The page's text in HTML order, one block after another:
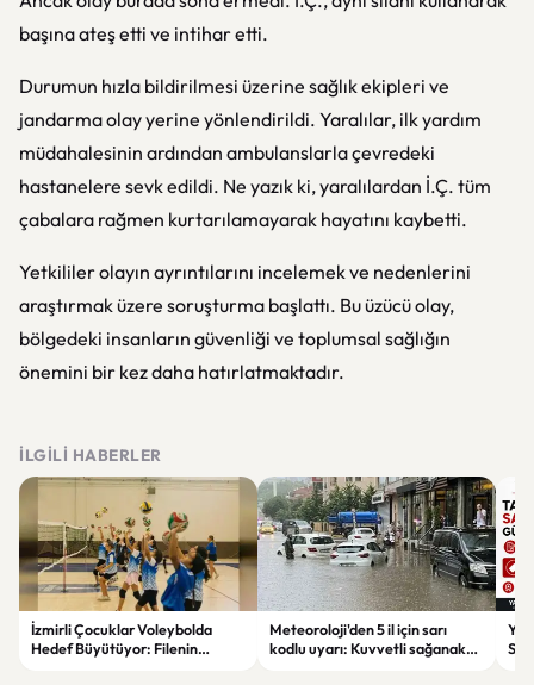
başına ateş etti ve intihar etti.
Durumun hızla bildirilmesi üzerine sağlık ekipleri ve
jandarma olay yerine yönlendirildi. Yaralılar, ilk yardım
müdahalesinin ardından ambulanslarla çevredeki
hastanelere sevk edildi. Ne yazık ki, yaralılardan İ.Ç. tüm
çabalara rağmen kurtarılamayarak hayatını kaybetti.
Yetkililer olayın ayrıntılarını incelemek ve nedenlerini
araştırmak üzere soruşturma başlattı. Bu üzücü olay,
bölgedeki insanların güvenliği ve toplumsal sağlığın
önemini bir kez daha hatırlatmaktadır.
İLGILI HABERLER
İzmirli Çocuklar Voleybolda
Hedef Büyütüyor: Filenin
Meteoroloji'den 5 il için sarı
kodlu uyarı: Kuvvetli sağanak